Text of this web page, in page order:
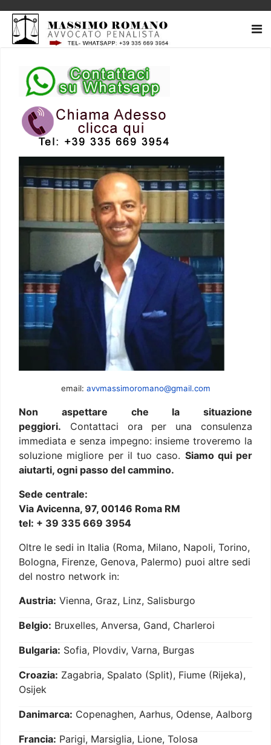
email: avvmassimoromano@gmail.com
Non aspettare che la situazione
peggiori. Contattaci ora per una consulenza
immediata e senza impegno: insieme troveremo la
soluzione migliore per il tuo caso. Siamo qui per
aiutarti, ogni passo del cammino.
Sede centrale:
Via Avicenna, 97, 00146 Roma RM
tel: + 39 335 669 3954
Oltre le sedi in Italia (Roma, Milano, Napoli, Torino,
Bologna, Firenze, Genova, Palermo) puoi altre sedi
del nostro network in:
Austria: Vienna, Graz, Linz, Salisburgo
Belgio: Bruxelles, Anversa, Gand, Charleroi
Bulgaria: Sofia, Plovdiv, Varna, Burgas
Croazia: Zagabria, Spalato (Split), Fiume (Rijeka),
Osijek
Danimarca: Copenaghen, Aarhus, Odense, Aalborg
Francia: Parigi, Marsiglia, Lione, Tolosa